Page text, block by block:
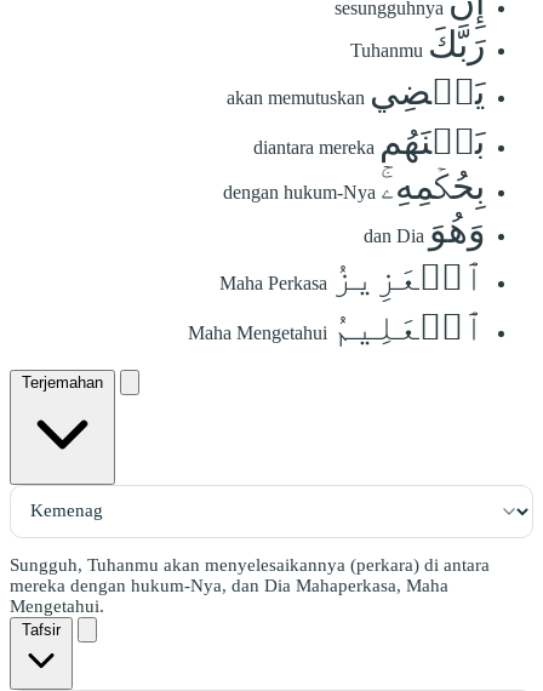
sesungguhnya
رَبَّكَ Tuhanmu
يَقۡضِي akan memutuskan
بَيۡنَهُم diantara mereka
بِحُكۡمِهِۦۚ dengan hukum-Nya
وَهُوَ dan Dia
ٱلۡعَزِيزُ Maha Perkasa
ٱلۡعَلِيمُ Maha Mengetahui
Terjemahan
Sungguh, Tuhanmu akan menyelesaikannya (perkara) di antara
mereka dengan hukum-Nya, dan Dia Mahaperkasa, Maha
Mengetahui.
Tafsir